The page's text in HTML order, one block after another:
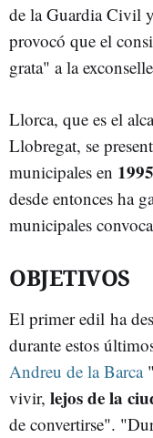
de la Guardia Civil
provocó que el
grata" a la
Llorca, que es el
Llobregat, se
municipales en 1995
desde entonces ha
municipales
OBJETIVOS
El primer edil ha
durante estos
Andreu de la Barca
vivir, lejos de la
de convertirse".